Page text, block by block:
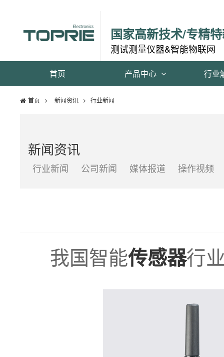
国家高新技术/专精
测试测量仪器&智能物联网
首页 产品中心 行业
首页 新闻资讯 行业新闻
新闻资讯
行业新闻 公司新闻 媒体报道 操作视频
我国智能传感器行